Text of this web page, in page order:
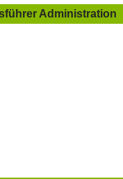
Administration